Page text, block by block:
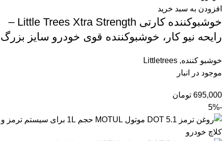
افزودن به سبد خرید
خوشبوکننده کارتی Little Trees Xtra Strength –
رایحه نیو کار، خوشبوکننده قوی خودرو سایز بزرگ
خوشبو کننده,
Littletrees
موجود در انبار
695,000 تومان
-5%